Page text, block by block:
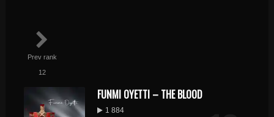
Prev rank
12
FUNMI OYETTI – THE BLOOD
1 884